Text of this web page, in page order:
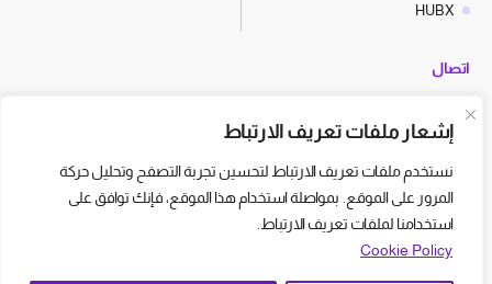
إشعار ملفات تعريف الارتباط
نستخدم ملفات تعريف الارتباط لتحسين تجربة التصفح وتحليل حركة
المرور على الموقع. بمواصلة استخدام هذا الموقع، فإنك توافق على
استخدامنا لملفات تعريف الارتباط.
Cookie Policy
HUBX
اتصال
hello@cyberx.world